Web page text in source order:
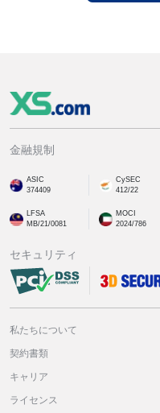
金融規制
ASIC
374409
CySEC
412/22
LFSA
MB/21/0081
MOCI
2024/786
セキュリティ
私たちについて
契約書類
キャリア
ライセンス